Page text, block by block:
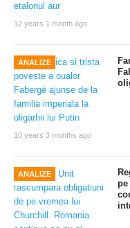
12 years 1 month ago
ANALIZE
10 years 3 months ago
ANALIZE